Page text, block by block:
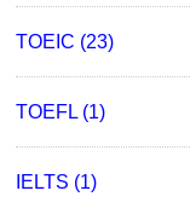
TOEIC (23)
TOEFL (1)
IELTS (1)